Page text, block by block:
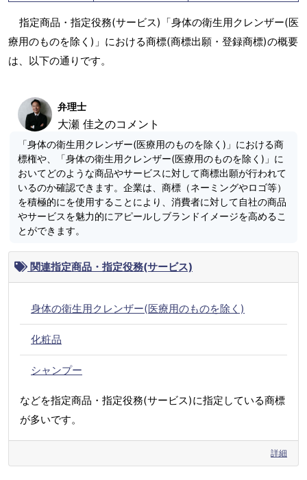
指定商品・指定役務(サービス)「身体の衛生用クレンザー(医
療用のものを除く)」における商標(商標出願・登録商標)の概要
は、以下の通りです。
弁理士
大瀬 佳之のコメント
「身体の衛生用クレンザー(医療用のものを除く)」における商
標権や、「身体の衛生用クレンザー(医療用のものを除く)」に
おいてどのような商品やサービスに対して商標出願が行われて
いるのか確認できます。企業は、商標（ネーミングやロゴ等）
を積極的にを使用することにより、消費者に対して自社の商品
やサービスを魅力的にアピールしブランドイメージを高めるこ
とができます。
関連指定商品・指定役務(サービス)
身体の衛生用クレンザー(医療用のものを除く)
化粧品
シャンプー
などを指定商品・指定役務(サービス)に指定している商標
が多いです。
詳細